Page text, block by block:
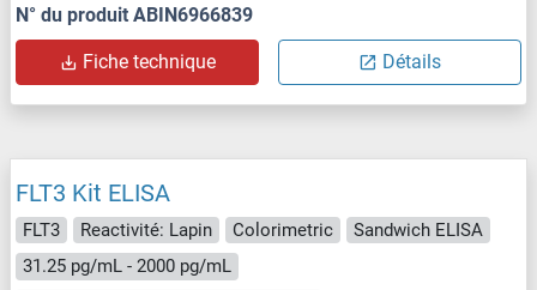
N° du produit ABIN6966839
Fiche technique Détails
FLT3 Kit ELISA
FLT3 Reactivité: Lapin Colorimetric
Sandwich ELISA
31.25 pg/mL - 2000 pg/mL